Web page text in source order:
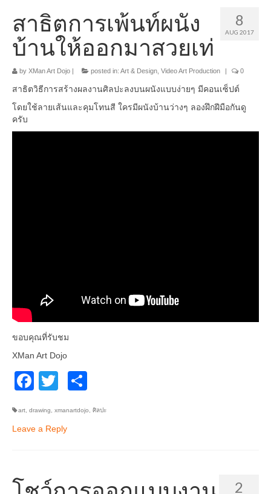
8
AUG 2017
สาธิตการเพ้นท์ผนัง
บ้านให้ออกมาสวยเท่
by XMan Art Dojo | posted in: Art & Design Video Art Production | 0
สาธิตวิธีการสร้างผลงานศิลปะลงบนผนังแบบง่ายๆ มีคอนเซ็ปต์
โดยใช้ลายเส้นและคุมโทนสี ใครมีผนังบ้านว่างๆ ลองฝึกฝีมือกันดู
ครับ
ขอบคุณที่รับชม
XMan Art Dojo
Facebook
Twitter
art drawing xmanartdojo ศิลปะ
Leave a Reply
2